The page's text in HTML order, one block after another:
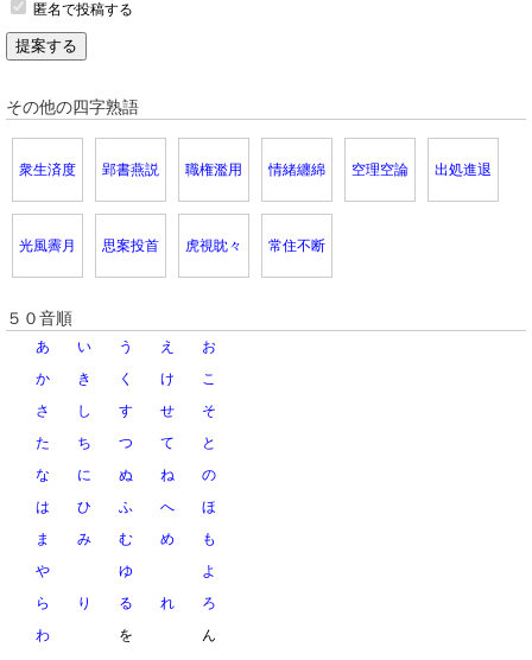
匿名で投稿する
提案する
その他の四字熟語
衆生済度 郢書燕説 職権濫用 情緒纏綿 空理空論 出処進退
光風霽月 思案投首 虎視眈々 常住不断
５０音順
あ い う え
お
か
き く け
こ
さ
し す せ
そ
た
ち つ て
と
な
に ぬ ね
の
は
ひ ふ へ
ほ
ま
み む め
も
や
ゆ
よ
ら
り る れ
ろ
わ
を
ん